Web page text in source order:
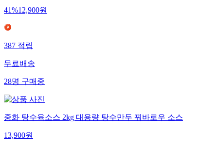
41%12,900원
387적립
무료배송
28명구매중
중화 탕수육소스 2kg 대용량 탕수만두 꿔바로우 소스
13,900원